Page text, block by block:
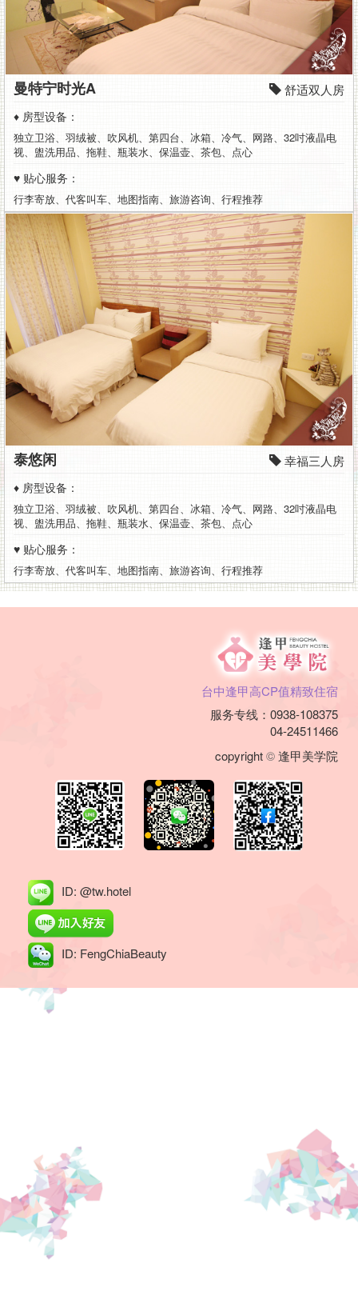
曼特宁时光A 舒适双人房
♦ 房型设备：
独立卫浴、羽绒被、吹风机、第四台、冰箱、冷气、网路、32吋液晶电
视、盥洗用品、拖鞋、瓶装水、保温壶、茶包、点心
♥ 贴心服务：
行李寄放、代客叫车、地图指南、旅游咨询、行程推荐
泰悠闲 幸福三人房
♦ 房型设备：
独立卫浴、羽绒被、吹风机、第四台、冰箱、冷气、网路、32吋液晶电
视、盥洗用品、拖鞋、瓶装水、保温壶、茶包、点心
♥ 贴心服务：
行李寄放、代客叫车、地图指南、旅游咨询、行程推荐
台中逢甲高CP值精致住宿
服务专线：0938-108375
04-24511466
copyright©逢甲美学院
ID: @tw.hotel
ID: FengChiaBeauty